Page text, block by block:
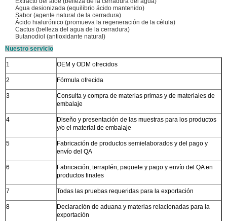
Agua desionizada (equilibrio ácido mantenido)
Sabor (agente natural de la cerradura)
Ácido hialurónico (promueva la regeneración de la célula)
Cactus (belleza del agua de la cerradura)
Butanodiol (antioxidante natural)
Nuestro servicio
1 OEM y ODM ofrecidos
2 Fórmula ofrecida
3
Consulta y compra de materias primas y de materiales de
embalaje
4
Diseño y presentación de las muestras para los productos
y/o el material de embalaje
5
Fabricación de productos semielaborados y del pago y
envío del QA
6
Fabricación, terraplén, paquete y pago y envío del QA en
productos finales
7 Todas las pruebas requeridas para la exportación
8
Declaración de aduana y materias relacionadas para la
exportación